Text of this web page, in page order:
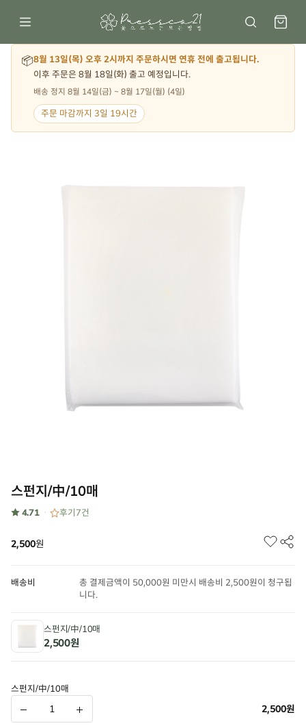
📦8월 13일(목) 오후 2시까지 주문하시면 연휴 전에 출고됩니다.
이후 주문은 8월 18일(화) 출고 예정입니다.
배송 정지 8월 14일(금) ~ 8월 17일(월) (4일)
주문 마감까지 3일 19시간
스펀지/中/10매
★ 4.71 후기7건
2,500원
배송비
총 결제금액이 50,000원 미만시 배송비 2,500원이 청구됩
니다.
스펀지/中/10매
2,500원
스펀지/中/10매
2,500원